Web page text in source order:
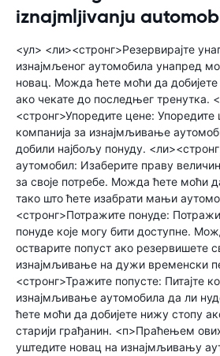
iznajmljivanju
<ул> <ли><стронг>Резервирајте
изнајмљеног аутомобила унапред
новац. Можда ћете моћи да
ако чекате до последњег тренутка.
<стронг>Упоредите цене: Упоредите
компанија за изнајмљивање
добили најбољу понуду.
аутомобил: Изаберите праву
за своје потребе. Можда ћете моћи
тако што ћете изабрати мањи
<стронг>Потражите понуде:
понуде које могу бити доступне.
остварите попуст ако резервишете
изнајмљивање на дужи временски
<стронг>Тражите попусте: Питајте
изнајмљивање аутомобила да ли
ћете моћи да добијете нижу стопу
старији грађанин. <п>Праћењем
уштедите новац на изнајмљивању